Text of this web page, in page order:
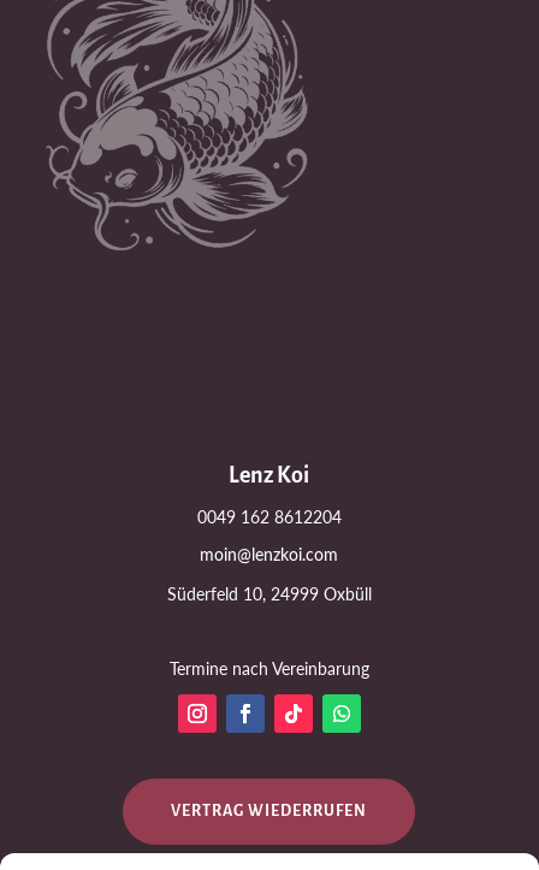
Lenz Koi
0049 162 8612204
moin@lenzkoi.com
Süderfeld 10, 24999 Oxbüll
Termine nach Vereinbarung
VERTRAG WIEDERRUFEN